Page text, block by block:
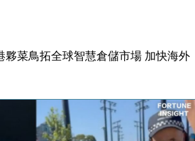
夥菜鳥拓全球智慧倉儲市場 加快海外
洛杉磯高球場活動前 男子攜槍彈被捕